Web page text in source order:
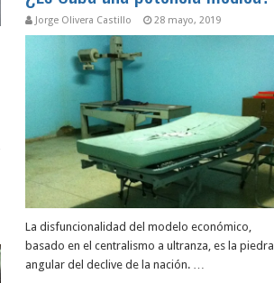
Jorge Olivera Castillo 28 mayo, 2019
La disfuncionalidad del modelo económico,
basado en el centralismo a ultranza, es la piedra
angular del declive de la nación. …